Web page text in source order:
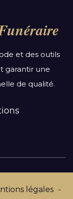
et des outils
garantir une
de qualité.
légales -